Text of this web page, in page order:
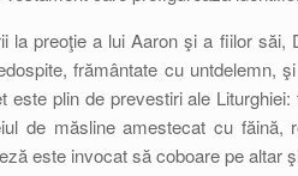
la preoţie a lui Aaron şi a fiilor
frământate cu untdelemn,
este plin de prevestiri ale
de măsline amestecat cu
este invocat să coboare pe altar